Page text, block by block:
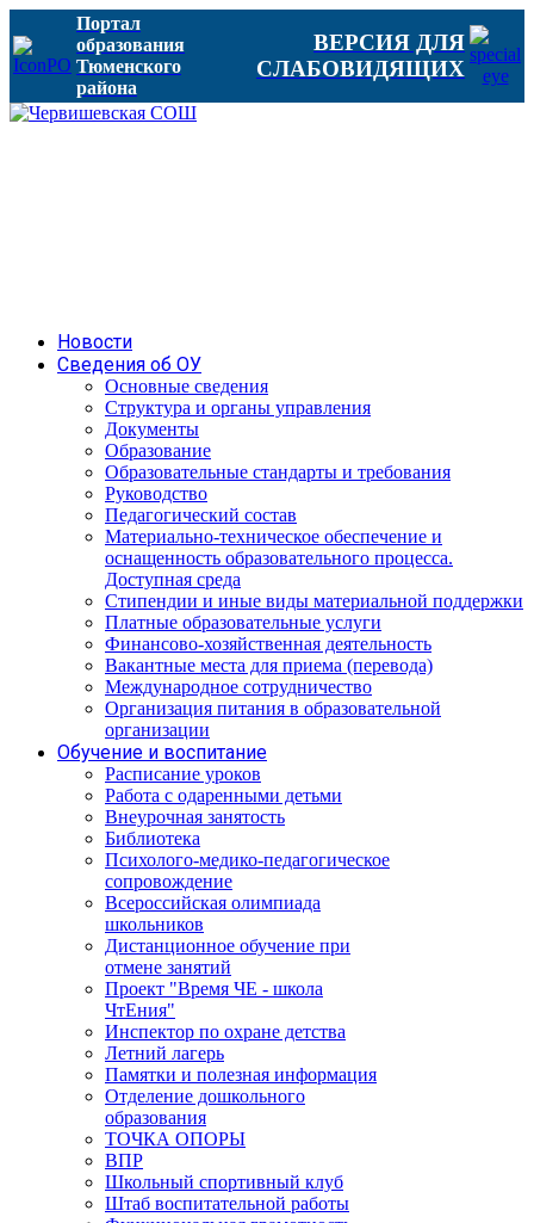
Портал
образования
Тюменского
района
ВЕРСИЯ ДЛЯ
СЛАБОВИДЯЩИХ
Новости
Сведения об ОУ
Основные сведения
Структура и органы управления
Документы
Образование
Образовательные стандарты и требования
Руководство
Педагогический состав
Материально-техническое обеспечение и
оснащенность образовательного процесса.
Доступная среда
Стипендии и иные виды материальной поддержки
Платные образовательные услуги
Финансово-хозяйственная деятельность
Вакантные места для приема (перевода)
Международное сотрудничество
Организация питания в образовательной
организации
Обучение и воспитание
Расписание уроков
Работа с одаренными детьми
Внеурочная занятость
Библиотека
Психолого-медико-педагогическое
сопровождение
Всероссийская олимпиада
школьников
Дистанционное обучение при
отмене занятий
Проект "Время ЧЕ - школа
ЧтЕния"
Инспектор по охране детства
Летний лагерь
Памятки и полезная информация
Отделение дошкольного
образования
ТОЧКА ОПОРЫ
ВПР
Школьный спортивный клуб
Штаб воспитательной работы